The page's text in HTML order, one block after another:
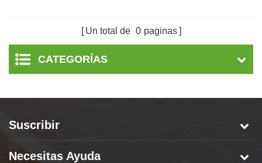
Un total de 0 paginas
CATEGORÍAS
Suscribir
Necesitas Ayuda